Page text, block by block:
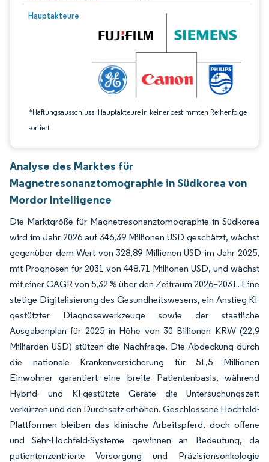
Hauptakteure
*Haftungsausschluss: Hauptakteure in keiner bestimmten Reihenfolge
sortiert
Bild © Mordor Intelligence. Wiederverwendung erfordert Namensnennung
Analyse des Marktes für
Magnetresonanztomographie in Südkorea von
Mordor Intelligence
Die Marktgröße für Magnetresonanztomographie in Südkorea
wird im Jahr 2026 auf 346,39 Millionen USD geschätzt, wächst
gegenüber dem Wert von 328,89 Millionen USD im Jahr 2025,
mit Prognosen für 2031 von 448,71 Millionen USD, und wächst
mit einer CAGR von 5,32 % über den Zeitraum 2026–2031. Eine
stetige Digitalisierung des Gesundheitswesens, ein Anstieg KI-
gestützter Diagnosewerkzeuge sowie der staatliche
Ausgabenplan für 2025 in Höhe von 30 Billionen KRW (22,9
Milliarden USD) stützen die Nachfrage. Die Abdeckung durch
die nationale Krankenversicherung für 51,5 Millionen
Einwohner garantiert eine breite Patientenbasis, während
Hybrid- und KI-gestützte Geräte die Untersuchungszeit
verkürzen und den Durchsatz erhöhen. Geschlossene Hochfeld-
Plattformen bleiben das klinische Arbeitspferd, doch offene
und Sehr-Hochfeld-Systeme gewinnen an Bedeutung, da
patientenzentrierte Versorgung und Präzisionsonkologie